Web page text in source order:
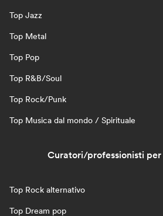
Top Jazz
Top Metal
Top Pop
Top R&B/Soul
Top Rock/Punk
Top Musica dal mondo / Spirituale
Curatori/professionisti
Top Rock alternativo
Top Dream pop